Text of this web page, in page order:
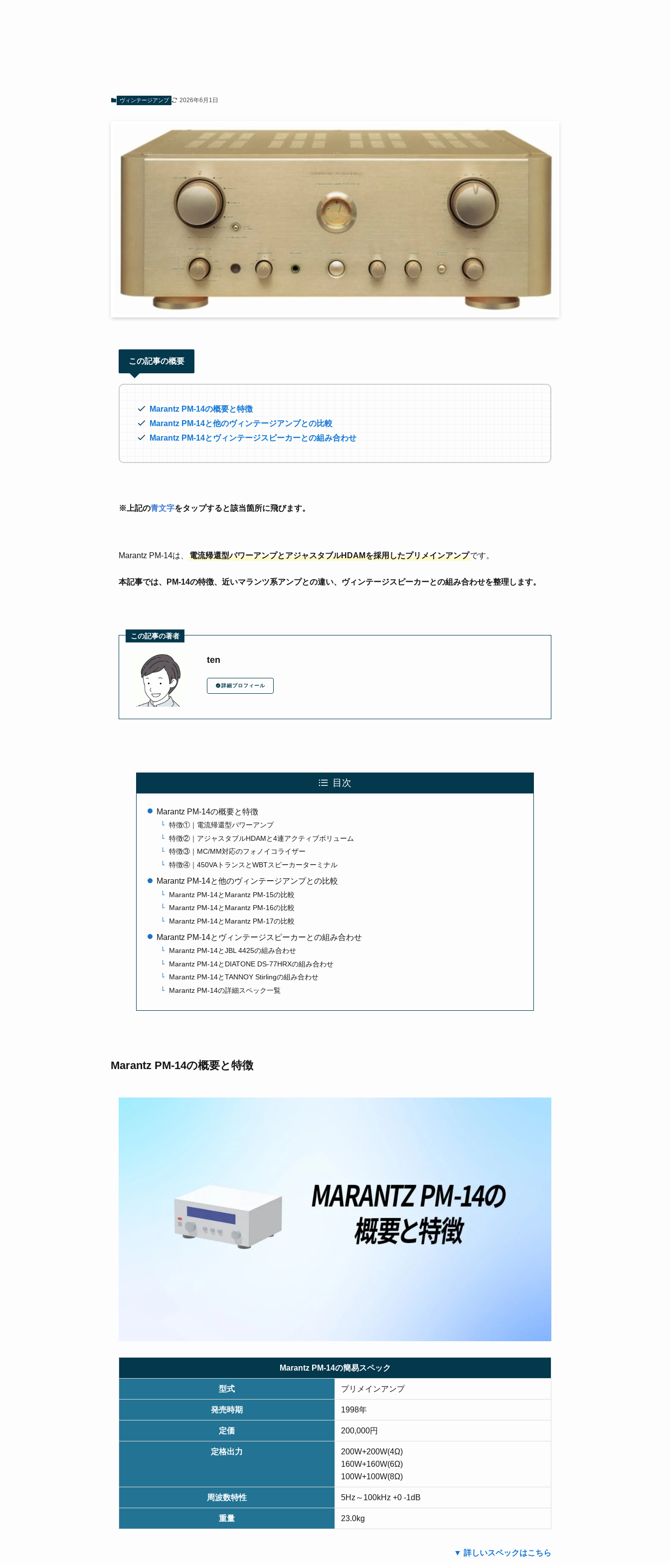
ヴィンテージアンプ 2026年6月1日
この記事の概要
Marantz PM-14の概要と特徴
Marantz PM-14と他のヴィンテージアンプとの比較
Marantz PM-14とヴィンテージスピーカーとの組み合わせ
※上記の青文字をタップすると該当箇所に飛びます。
Marantz PM-14は、 電流帰還型パワーアンプとアジャスタブルHDAMを採用したプリメインアンプです。
本記事では、PM-14の特徴、近いマランツ系アンプとの違い、ヴィンテージスピーカーとの組み合わせを整理します。
この記事の著者
ten
詳細プロフィール
目次
Marantz PM-14の概要と特徴
特徴①｜電流帰還型パワーアンプ
特徴②｜アジャスタブルHDAMと4連アクティブボリューム
特徴③｜MC/MM対応のフォノイコライザー
特徴④｜450VAトランスとWBTスピーカーターミナル
Marantz PM-14と他のヴィンテージアンプとの比較
Marantz PM-14とMarantz PM-15の比較
Marantz PM-14とMarantz PM-16の比較
Marantz PM-14とMarantz PM-17の比較
Marantz PM-14とヴィンテージスピーカーとの組み合わせ
Marantz PM-14とJBL 4425の組み合わせ
Marantz PM-14とDIATONE DS-77HRXの組み合わせ
Marantz PM-14とTANNOY Stirlingの組み合わせ
Marantz PM-14の詳細スペック一覧
Marantz PM-14の概要と特徴
Marantz PM-14の簡易スペック
型式 プリメインアンプ
発売時期 1998年
定価 200,000円
定格出力
200W+200W(4Ω)
160W+160W(6Ω)
100W+100W(8Ω)
周波数特性 5Hz～100kHz +0 -1dB
重量 23.0kg
▼ 詳しいスペックはこちら